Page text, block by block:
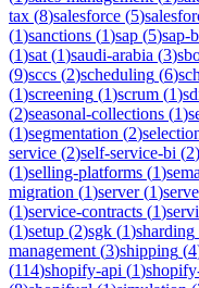
tax (8)salesforce (5)
(1)sanctions (1)sap (5)sap-
(1)sat (1)saudi-arabia (3)
(9)sccs (2)scheduling (6)
(1)screening (1)scrum (1)
(2)seasonal-collections (1)
(1)segmentation (2)
service (2)self-service-bi (2)
(1)selling-platforms (1)
migration (1)server(1)
(1)service-contracts (1)
(1)setup (2)sgk (1)sharding
management (3)shipping (4
(114)shopify-api (1)